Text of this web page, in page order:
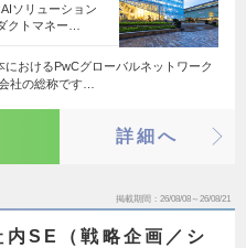
ソリューション
クトマネー…
おけるPwCグローバルネットワーク
社の総称です…
詳細へ
掲載期間 26/08/08～26/08/21
内SE（戦略企画／シ